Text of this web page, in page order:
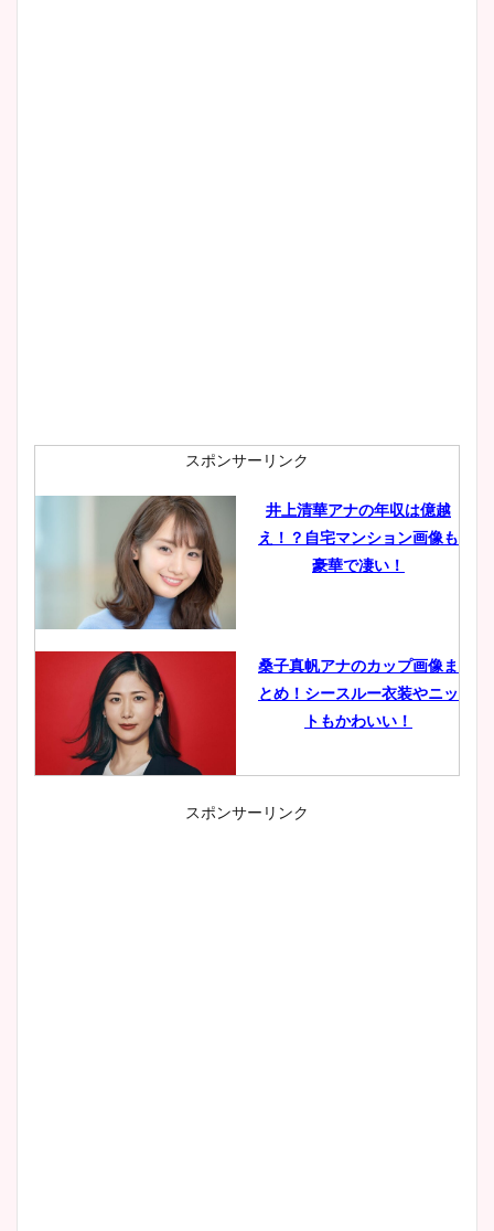
スポンサーリンク
井上清華アナの年収は億越
え！？自宅マンション画像も
豪華で凄い！
桑子真帆アナのカップ画像ま
とめ！シースルー衣装やニッ
トもかわいい！
小室瑛莉子のカップ画像まと
スポンサーリンク